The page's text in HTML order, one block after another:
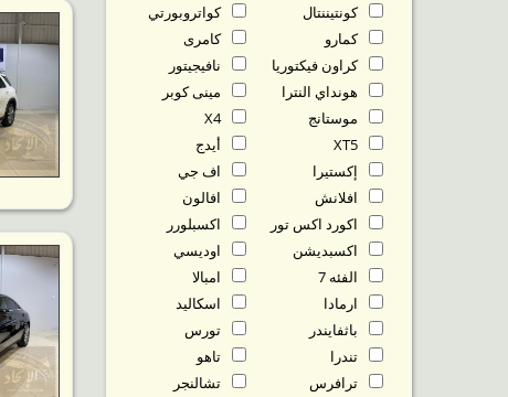
كونتيننتال
كواتروبورتي
كمارو
كامرى
كراون فيكتوريا
نافيجيتور
هونداي النترا
مينى كوبر
موستانج
X4
أيدج
إكستيرا
اف جي
افلانش
افالون
اكورد اكس تور
اكسبلورر
اكسبديشن
اوديسي
الفئه 7
امبالا
ارمادا
اسكاليد
باثفايندر
تورس
تندرا
تاهو
ترافرس
تشالنجر